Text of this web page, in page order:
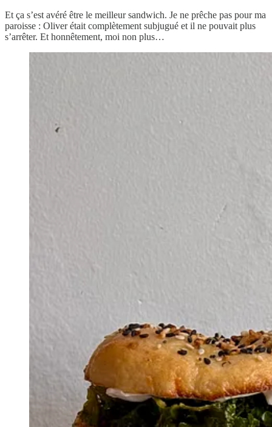
Et ça s’est avéré être le meilleur sandwich. Je ne prêche pas pour ma
paroisse : Oliver était complètement subjugué et il ne pouvait plus
s’arrêter. Et honnêtement, moi non plus…